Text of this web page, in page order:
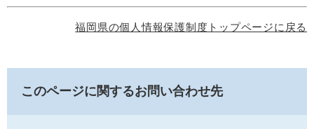
福岡県の個人情報保護制度トップページに戻る
このページに関するお問い合わせ先